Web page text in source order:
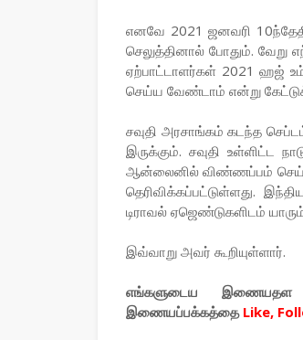
எனவே 2021 ஜனவரி
செலுத்தினால் போதும்.
ஏற்பாட்டாளர்கள் 2021 ஹஜ்
செய்ய வேண்டாம் என்று
சவுதி அரசாங்கம் கடந்த
இருக்கும். சவுதி உள்ளிட்ட
ஆன்லைனில் விண்ணப்பம்
தெரிவிக்கப்பட்டுள்ளது.
டிராவல் ஏஜெண்டுகளிடம்
இவ்வாறு அவர் கூறியுள்ளார்.
எங்களுடைய இணையதள
இணையப்பக்கத்தை Like,